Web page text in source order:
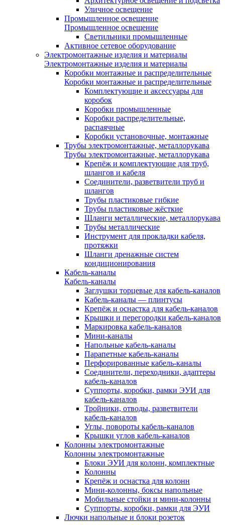
Уличное освещение
Промышленное освещение
Промышленное освещение
Светильники промышленные
Активное сетевое оборудование
Электромонтажные изделия и материалы
Электромонтажные изделия и материалы
Коробки монтажные и распределительные
Коробки монтажные и распределительные
Комплектующие и аксессуары для
коробок
Коробки промышленные
Коробки распределительные,
распаячные
Коробки установочные, монтажные
Трубы электромонтажные, металлорукава
Трубы электромонтажные, металлорукава
Крепёж и комплектующие для труб,
шлангов и кабеля
Соединители, разветвители труб и
шлангов
Трубы пластиковые гибкие
Трубы пластиковые жёсткие
Шланги металлические, металлорукава
Трубы металлические
Инструмент для прокладки кабеля,
протяжки
Шланги дренажные систем
кондиционирования
Кабель-каналы
Кабель-каналы
Заглушки торцевые для кабель-каналов
Кабель-каналы — плинтусы
Крепёж и оснастка для кабель-каналов
Крышки и перегородки кабель-каналов
Маркировка кабель-каналов
Мини-каналы
Напольные кабель-каналы
Парапетные кабель-каналы
Перфорированные кабель-каналы
Соединители, переходники, адаптеры
кабель-каналов
Суппорты, коробки, рамки ЭУИ для
кабель-каналов
Тройники, отводы, разветвители
кабель-каналов
Углы, повороты кабель-каналов
Крышки углов кабель-каналов
Колонны электромонтажные
Колонны электромонтажные
Блоки ЭУИ для колонн, комплектные
Колонны
Крепёж и оснастка для колонн
Мини-колонны, боксы напольные
Мобильные стойки и мини-колонны
Суппорты, коробки, рамки для ЭУИ
Лючки напольные и блоки розеток